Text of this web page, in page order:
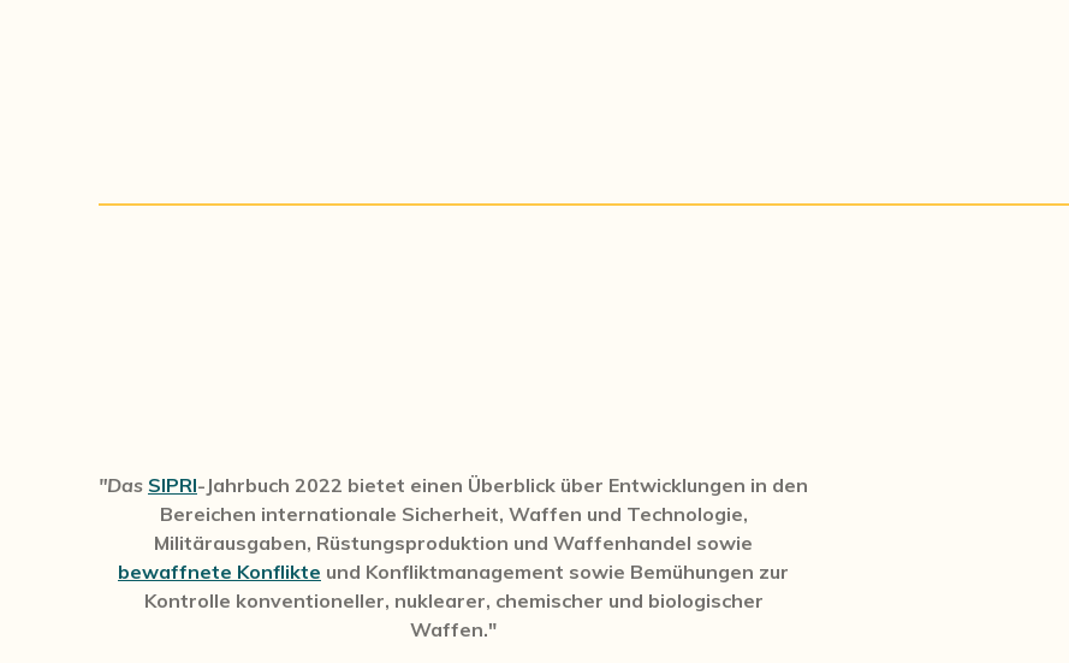
"Das SIPRI-Jahrbuch 2022 bietet einen Überblick über Entwicklungen in den
Bereichen internationale Sicherheit, Waffen und Technologie,
Militärausgaben, Rüstungsproduktion und Waffenhandel sowie
bewaffnete Konflikte und Konfliktmanagement sowie Bemühungen zur
Kontrolle konventioneller, nuklearer, chemischer und biologischer
Waffen."